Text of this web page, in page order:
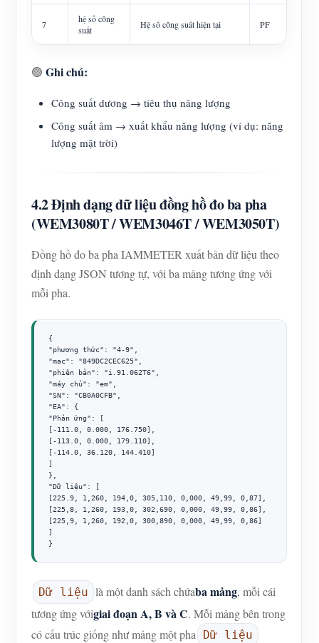
7
hệ số công
suất
Hệ số công suất hiện tại PF
🟢 Ghi chú:
Công suất dương → tiêu thụ năng lượng
Công suất âm → xuất khẩu năng lượng (ví dụ: năng
lượng mặt trời)
4.2 Định dạng dữ liệu đồng hồ đo ba pha
(WEM3080T / WEM3046T / WEM3050T)
Đồng hồ đo ba pha IAMMETER xuất bản dữ liệu theo
định dạng JSON tương tự, với ba mảng tương ứng với
mỗi pha.
{
"phương thức": "4-9",
"mac": "849DC2CEC625",
"phiên bản": "i.91.062T6",
"máy chủ": "em",
"SN": "CB0A0CFB",
"EA": {
"Phản ứng": [
[-111.0, 0.000, 176.750],
[-113.0, 0.000, 179.110],
[-114.0, 36.120, 144.410]
]
},
"Dữ liệu": [
[225.9, 1,260, 194,0, 305,110, 0,000, 49,99, 0,87],
[225,8, 1,260, 193,0, 302,690, 0,000, 49,99, 0,86],
[225,9, 1,260, 192,0, 300,890, 0,000, 49,99, 0,86]
]
}
Dữ liệu là một danh sách chứaba mảng, mỗi cái
tương ứng vớigiai đoạn A, B và C. Mỗi mảng bên trong
có cấu trúc giống như mảng một pha
Dữ liệu